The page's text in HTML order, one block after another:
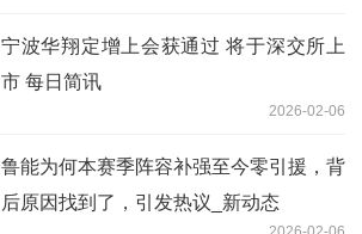
宁波华翔定增上会获通过 将于深交所上
市 每日简讯
2026-02-06
鲁能为何本赛季阵容补强至今零引援，背
后原因找到了，引发热议_新动态